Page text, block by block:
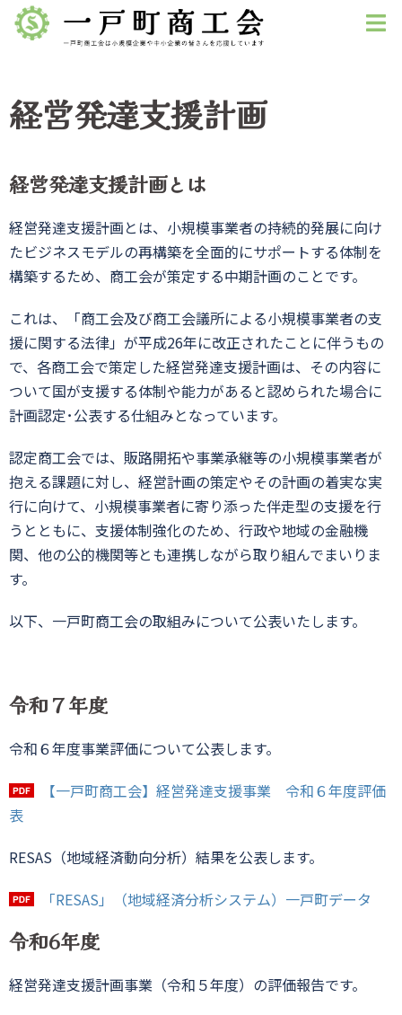
ツ
へ
キ
プ
経営発達支援計画
経営発達支援計画とは
経営発達支援計画とは、小規模事業者の持続的発展に向け
たビジネスモデルの再構築を全面的にサポートする体制を
構築するため、商工会が策定する中期計画のことです。
これは、「商工会及び商工会議所による小規模事業者の支
援に関する法律」が平成26年に改正されたことに伴うもの
で、各商工会で策定した経営発達支援計画は、その内容に
ついて国が支援する体制や能力があると認められた場合に
計画認定･公表する仕組みとなっています。
認定商工会では、販路開拓や事業承継等の小規模事業者が
抱える課題に対し、経営計画の策定やその計画の着実な実
行に向けて、小規模事業者に寄り添った伴走型の支援を行
うとともに、支援体制強化のため、行政や地域の金融機
関、他の公的機関等とも連携しながら取り組んでまいりま
す。
以下、一戸町商工会の取組みについて公表いたします。
令和７年度
令和６年度事業評価について公表します。
【一戸町商工会】経営発達支援事業 令和６年度評価
表
RESAS（地域経済動向分析）結果を公表します。
「RESAS」（地域経済分析システム）一戸町データ
令和6年度
経営発達支援計画事業（令和５年度）の評価報告です。